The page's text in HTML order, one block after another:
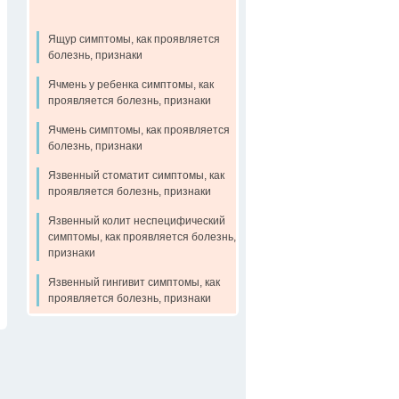
Ящур симптомы, как проявляется
болезнь, признаки
Ячмень у ребенка симптомы, как
проявляется болезнь, признаки
Ячмень симптомы, как проявляется
болезнь, признаки
Язвенный стоматит симптомы, как
проявляется болезнь, признаки
Язвенный колит неспецифический
симптомы, как проявляется болезнь,
признаки
Язвенный гингивит симптомы, как
проявляется болезнь, признаки